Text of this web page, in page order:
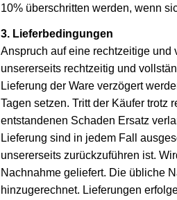
10% überschritten werden, wenn
3. Lieferbedingungen
Anspruch auf eine rechtzeitige
unsererseits rechtzeitig und
Lieferung der Ware verzögert
Tagen setzen. Tritt der Käufer trotz
entstandenen Schaden Ersatz
Lieferung sind in jedem Fall
unsererseits zurückzuführen ist.
Nachnahme geliefert. Die übliche
hinzugerechnet. Lieferungen